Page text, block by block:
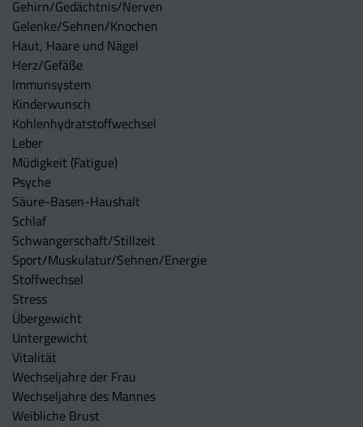
Gehirn/Gedächtnis/Nerven
Gelenke/Sehnen/Knochen
Haut, Haare und Nägel
Herz/Gefäße
Immunsystem
Kinderwunsch
Kohlenhydratstoffwechsel
Leber
Müdigkeit (Fatigue)
Psyche
Säure-Basen-Haushalt
Schlaf
Schwangerschaft/Stillzeit
Sport/Muskulatur/Sehnen/Energie
Stoffwechsel
Stress
Übergewicht
Untergewicht
Vitalität
Wechseljahre der Frau
Wechseljahre des Mannes
Weibliche Brust